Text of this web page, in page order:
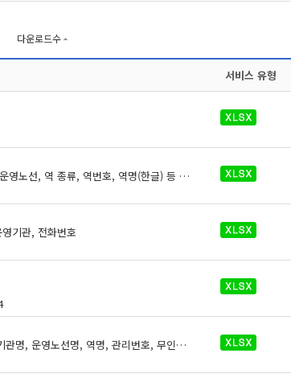
다운로드수
서비스 유형
대구교통공사 역사정보에 대한 데이터로 철도운영기관명, 운영노선, 역 종류, 역번호, 역명(한글) 등 29종의 데이터가 있습니다.
기관, 전화번호
공항철도 역사들의 물품보관함에 대한 데이터로 철도운영기관명, 운영노선명, 역명, 관리번호, 무인편의시설코드, 크기, 지상/지하구분, 역층, 상세위치, 시설수, 이용요금, 운영사, 전화번호, 데이터 기준일자, 참고사항이 있습니다.